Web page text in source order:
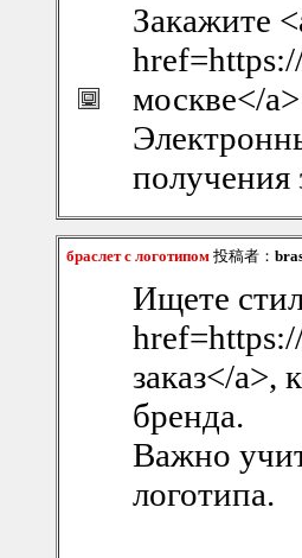
Закажите
москве</
получения
браслет с логотипом 投稿者：
Ищете
заказ</a>,
бренда.
Важно
логотипа.